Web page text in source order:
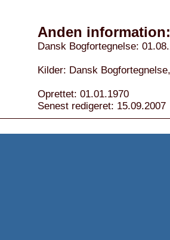
Anden information:
Dansk Bogfortegnelse:
Kilder: Dansk
Oprettet: 01.01.1970
Senest redigeret: 15.09.2007